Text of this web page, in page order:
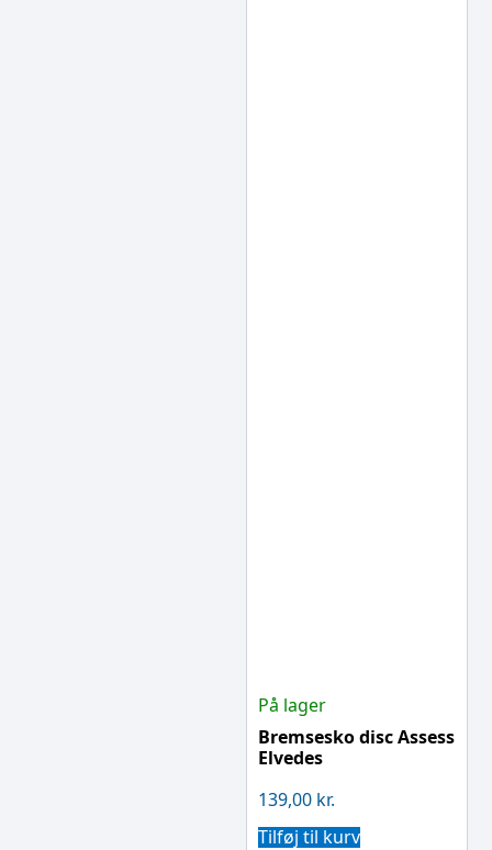
På lager
Bremsesko disc Assess
Elvedes
139,00 kr.
Tilføj til kurv